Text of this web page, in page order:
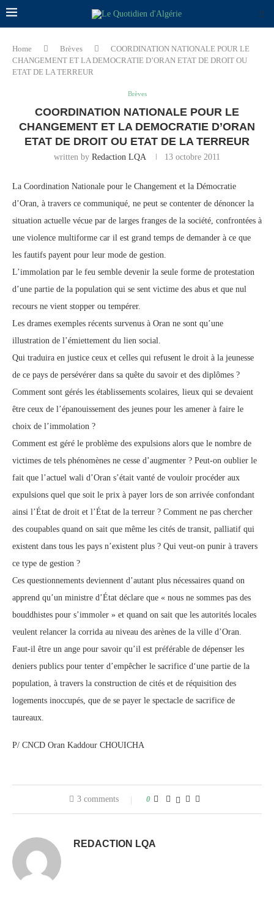
Home Brèves
COORDINATION NATIONALE POUR LE
CHANGEMENT ET LA DEMOCRATIE D’ORAN ETAT DE DROIT OU
ETAT DE LA TERREUR
Brèves
COORDINATION NATIONALE POUR LE
CHANGEMENT ET LA DEMOCRATIE D’ORAN
ETAT DE DROIT OU ETAT DE LA TERREUR
written by Redaction LQA 13 octobre 2011
La Coordination Nationale pour le Changement et la Démocratie
d’Oran, à travers ce communiqué, ne peut se contenter de dénoncer la
situation actuelle vécue par de larges franges de la société, confrontées à
une violence multiforme car il est grand temps de demander à ce que
les fautifs payent pour leur mode de gestion.
L’immolation par le feu semble devenir la seule forme de protestation
d’une partie de la population qui se sent victime des abus et que nul
recours ne vient stopper ou tempérer.
Les drames exemples récents survenus à Oran ne sont qu’une
illustration de l’émiettement du lien social.
Qui traduira en justice ceux et celles qui refusent le droit à la jeunesse
de ce pays de persévérer dans sa quête du savoir et des diplômes ?
Comment sont gérés les établissements scolaires, lieux qui se devaient
être ceux de l’épanouissement des jeunes pour les amener à faire le
choix de l’immolation ?
Comment est géré le problème des expulsions alors que le nombre de
victimes de tels phénomènes ne cesse d’augmenter ? Peut-on oublier le
fait que l’actuel wali d’Oran s’était vanté de vouloir procéder aux
expulsions quel que soit le prix à payer lors de son arrivée confondant
ainsi l’État de droit et l’État de la terreur ? Comment ne pas chercher
des coupables quand on sait que même les cités de transit, palliatif qui
existent dans tous les pays n’existent plus ? Qui veut-on punir à travers
ce type de gestion ?
Ces questionnements deviennent d’autant plus nécessaires quand on
apprend qu’un ministre d’État déclare que « nous ne sommes pas des
bouddhistes pour s’immoler » et quand on sait que les autorités locales
veulent relancer la corrida au niveau des arènes de la ville d’Oran.
Faut-il être un ange pour savoir qu’il est préférable de dépenser les
deniers publics pour tenter d’empêcher le sacrifice d‘une partie de la
population, à travers la construction de cités et de réquisition des
logements inoccupés, que de se payer le spectacle de sacrifice de
taureaux.
P/ CNCD Oran Kaddour CHOUICHA
3 comments 0
REDACTION LQA